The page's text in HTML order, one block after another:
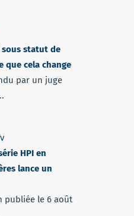
sous statut de
que cela change
par un juge
HPI en
lance un
publiée le 6 août